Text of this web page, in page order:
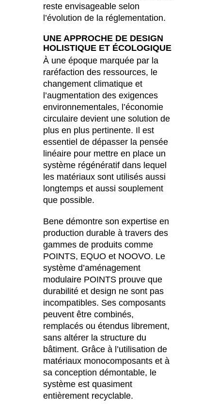
reste envisageable selon
l’évolution de la réglementation.
UNE APPROCHE DE DESIGN
HOLISTIQUE ET ÉCOLOGIQUE
À une époque marquée par la
raréfaction des ressources, le
changement climatique et
l’augmentation des exigences
environnementales, l’économie
circulaire devient une solution de
plus en plus pertinente. Il est
essentiel de dépasser la pensée
linéaire pour mettre en place un
système régénératif dans lequel
les matériaux sont utilisés aussi
longtemps et aussi souplement
que possible.
Bene démontre son expertise en
production durable à travers des
gammes de produits comme
POINTS, EQUO et NOOVO. Le
système d’aménagement
modulaire POINTS prouve que
durabilité et design ne sont pas
incompatibles. Ses composants
peuvent être combinés,
remplacés ou étendus librement,
sans altérer la structure du
bâtiment. Grâce à l’utilisation de
matériaux monocomposants et à
sa conception démontable, le
système est quasiment
entièrement recyclable.